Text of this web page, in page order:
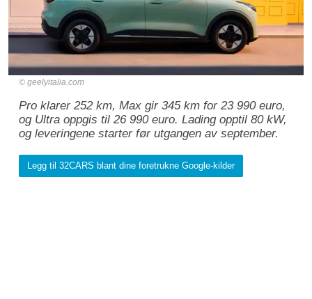
geelyitalia.com
Pro klarer 252 km, Max gir 345 km for 23 990 euro,
og Ultra oppgis til 26 990 euro. Lading opptil 80 kW,
og leveringene starter før utgangen av september.
Legg til 32CARS blant dine foretrukne Google-kilder